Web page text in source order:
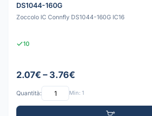
DS1044-160G
Zoccolo IC Connfly DS1044-160G IC16
10
2.07€ – 3.76€
Quantità: Min: 1